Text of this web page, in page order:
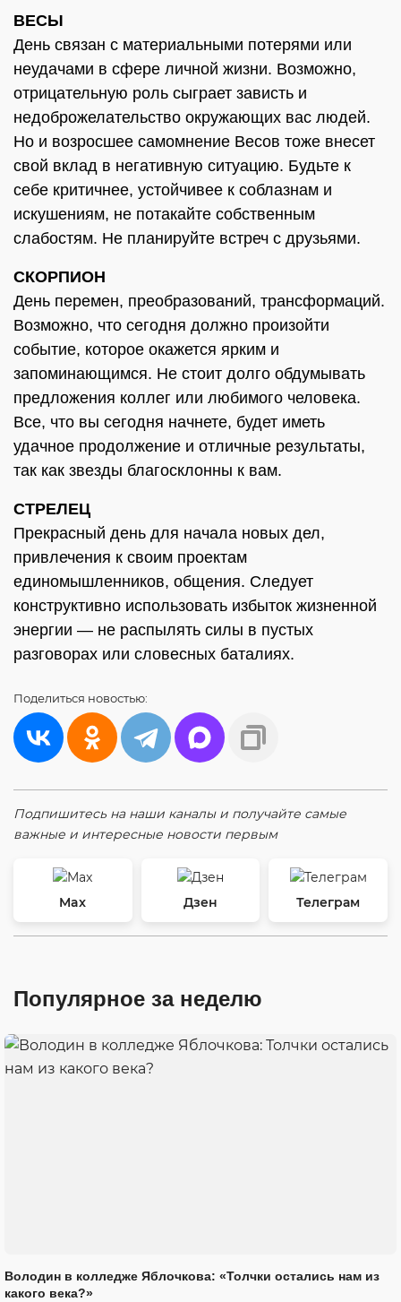
ВЕСЫ
День связан с материальными потерями или
неудачами в сфере личной жизни. Возможно,
отрицательную роль сыграет зависть и
недоброжелательство окружающих вас людей.
Но и возросшее самомнение Весов тоже внесет
свой вклад в негативную ситуацию. Будьте к
себе критичнее, устойчивее к соблазнам и
искушениям, не потакайте собственным
слабостям. Не планируйте встреч с друзьями.
СКОРПИОН
День перемен, преобразований, трансформаций.
Возможно, что сегодня должно произойти
событие, которое окажется ярким и
запоминающимся. Не стоит долго обдумывать
предложения коллег или любимого человека.
Все, что вы сегодня начнете, будет иметь
удачное продолжение и отличные результаты,
так как звезды благосклонны к вам.
СТРЕЛЕЦ
Прекрасный день для начала новых дел,
привлечения к своим проектам
единомышленников, общения. Следует
конструктивно использовать избыток жизненной
энергии — не распылять силы в пустых
разговорах или словесных баталиях.
Поделиться новостью:
Подпишитесь на наши каналы и получайте самые
важные и интересные новости первым
Max Дзен Телеграм
Популярное за неделю
Володин в колледже Яблочкова: «Толчки остались нам из
какого века?»